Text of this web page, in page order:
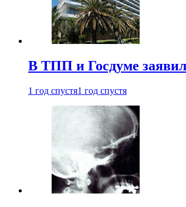
В ТПП и Госдуме
1 год спустя1 год спустя